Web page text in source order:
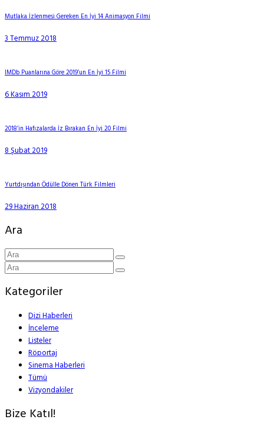
Mutlaka İzlenmesi Gereken En İyi 14 Animasyon Filmi
3 Temmuz 2018
IMDb Puanlarına Göre 2019’un En İyi 15 Filmi
6 Kasım 2019
2018’in Hafızalarda İz Bırakan En İyi 20 Filmi
8 Şubat 2019
Yurtdışından Ödülle Dönen Türk Filmleri
29 Haziran 2018
Ara
Kategoriler
Dizi Haberleri
İnceleme
Listeler
Röportaj
Sinema Haberleri
Tümü
Vizyondakiler
Bize Katıl!